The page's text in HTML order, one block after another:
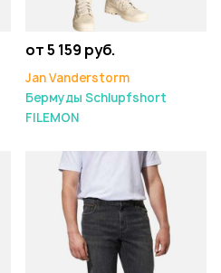
от 5 159 руб.
Jan Vanderstorm
Бермуды Schlupfshort
FILEMON